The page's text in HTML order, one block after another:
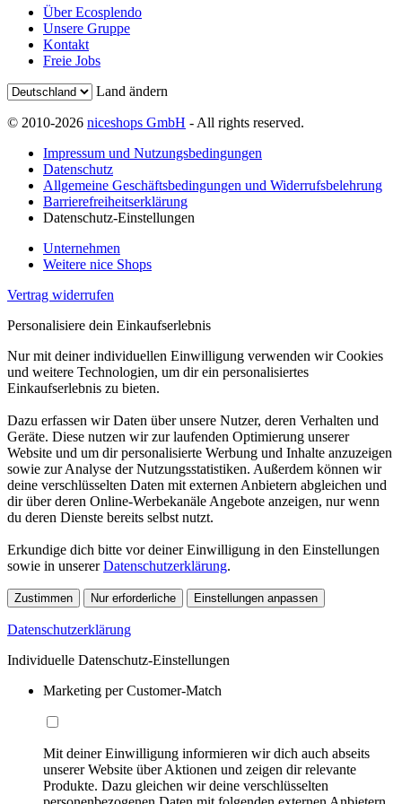
Über Ecosplendo
Unsere Gruppe
Kontakt
Freie Jobs
Land ändern
© 2010-2026 niceshops GmbH - All rights reserved.
Impressum und Nutzungsbedingungen
Datenschutz
Allgemeine Geschäftsbedingungen und Widerrufsbelehrung
Barrierefreiheitserklärung
Datenschutz-Einstellungen
Unternehmen
Weitere nice Shops
Vertrag widerrufen
Personalisiere dein Einkaufserlebnis
Nur mit deiner individuellen Einwilligung verwenden wir Cookies
und weitere Technologien, um dir ein personalisiertes
Einkaufserlebnis zu bieten.
Dazu erfassen wir Daten über unsere Nutzer, deren Verhalten und
Geräte. Diese nutzen wir zur laufenden Optimierung unserer
Website und um dir personalisierte Werbung und Inhalte anzuzeigen
sowie zur Analyse der Nutzungsstatistiken. Außerdem können wir
deine verschlüsselten Daten mit externen Anbietern abgleichen und
dir über deren Online-Werbekanäle Angebote anzeigen, nur wenn
du deren Dienste bereits selbst nutzt.
Erkundige dich bitte vor deiner Einwilligung in den Einstellungen
sowie in unsererDatenschutzerklärung.
Zustimmen Nur erforderliche Einstellungen anpassen
Datenschutzerklärung
Individuelle Datenschutz-Einstellungen
Marketing per Customer-Match
Mit deiner Einwilligung informieren wir dich auch abseits
unserer Website über Aktionen und zeigen dir relevante
Produkte. Dazu gleichen wir deine verschlüsselten